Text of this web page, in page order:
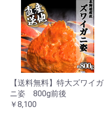
【送料無料】特大ズワイガ
ニ姿 800g前後
￥8,100